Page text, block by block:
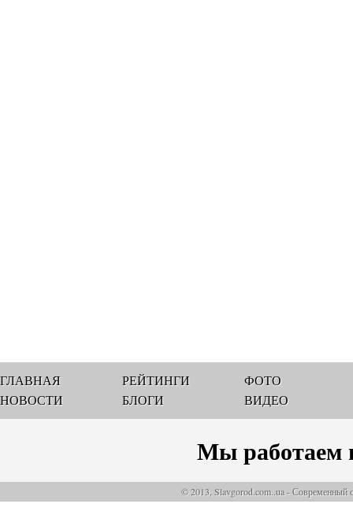
ГЛАВНАЯ
НОВОСТИ
РЕЙТИНГИ
БЛОГИ
ФОТО
ВИДЕО
Мы работаем
© 2013, Slavgorod.com..ua - Современный